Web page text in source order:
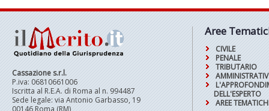
Cassazione s.r.l.
P.iva: 06810661006
Iscritta al R.E.A. di Roma al n. 994487
Sede legale: via Antonio Garbasso, 19
00146 Roma (RM)
Aree
CIVILE
PENALE
TRIBUTARIO
DELL'ESPERTO
AREE